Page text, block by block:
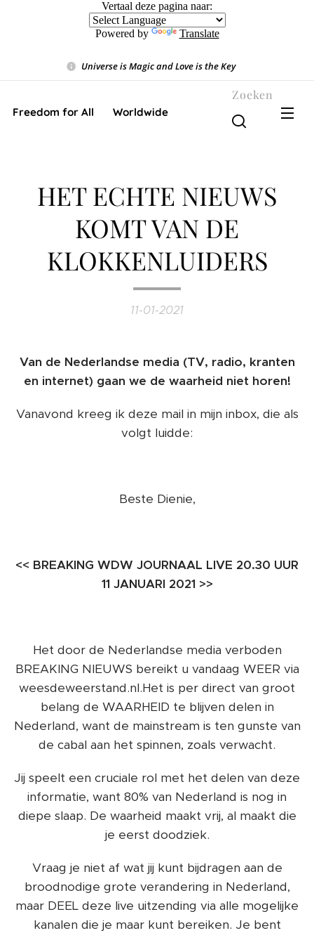
Vertaal deze pagina naar:
Powered by Translate
Universe is Magic and Love is the Key❤️
Freedom for All ❤️ Worldwide
Zoeken
HET ECHTE NIEUWS
KOMT VAN DE
KLOKKENLUIDERS
11-01-2021
Van de Nederlandse media (TV, radio, kranten
en internet) gaan we de waarheid niet horen!
Vanavond kreeg ik deze mail in mijn inbox, die als
volgt luidde:
Beste Dienie,
<< BREAKING WDW JOURNAAL LIVE 20.30 UUR
11 JANUARI 2021 >>
Het door de Nederlandse media verboden
BREAKING NIEUWS bereikt u vandaag WEER via
weesdeweerstand.nl.Het is per direct van groot
belang de WAARHEID te blijven delen in
Nederland, want de mainstream is ten gunste van
de cabal aan het spinnen, zoals verwacht.
Jij speelt een cruciale rol met het delen van deze
informatie, want 80% van Nederland is nog in
diepe slaap. De waarheid maakt vrij, al maakt die
je eerst doodziek.
Vraag je niet af wat jij kunt bijdragen aan de
broodnodige grote verandering in Nederland,
maar DEEL deze live uitzending via alle mogelijke
kanalen die je maar kunt bereiken. Je bent